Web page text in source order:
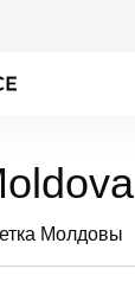
Молдовы